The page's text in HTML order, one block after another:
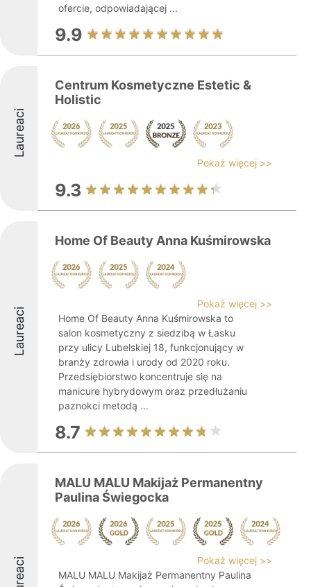
ofercie, odpowiadającej ...
9.9
Laureaci
Centrum Kosmetyczne Estetic &
Holistic
Pokaż więcej >>
9.3
Laureaci
Home Of Beauty Anna Kuśmirowska
Pokaż więcej >>
Home Of Beauty Anna Kuśmirowska to
salon kosmetyczny z siedzibą w Łasku
przy ulicy Lubelskiej 18, funkcjonujący w
branży zdrowia i urody od 2020 roku.
Przedsiębiorstwo koncentruje się na
manicure hybrydowym oraz przedłużaniu
paznokci metodą ...
8.7
MALU MALU Makijaż Permanentny
Paulina Świegocka
Pokaż więcej >>
MALU MALU Makijaż Permanentny Paulina